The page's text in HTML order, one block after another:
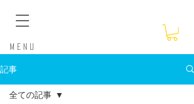
​Menu
記事
全ての記事